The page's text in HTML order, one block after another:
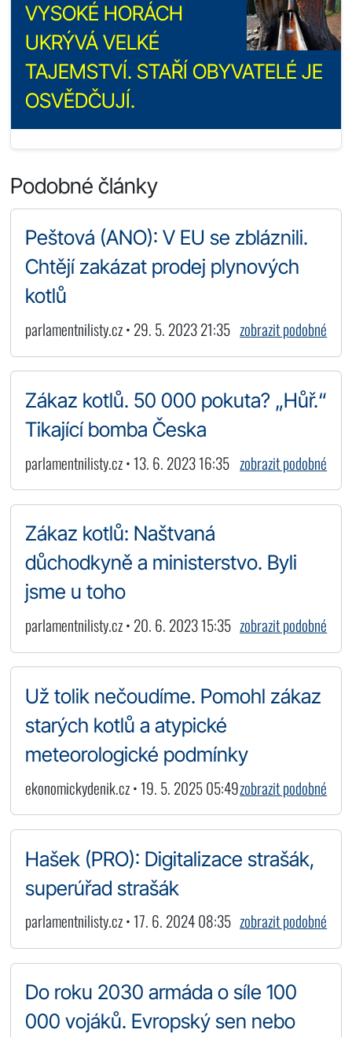
VYSOKÉ HORÁCH
UKRÝVÁ VELKÉ
TAJEMSTVÍ. STAŘÍ OBYVATELÉ JE
OSVĚDČUJÍ.
Podobné články
Peštová (ANO): V EU se zbláznili.
Chtějí zakázat prodej plynových
kotlů
parlamentnilisty.cz • 29. 5. 2023 21:35 zobrazit podobné
Zákaz kotlů. 50 000 pokuta? „Hůř.“
Tikající bomba Česka
parlamentnilisty.cz • 13. 6. 2023 16:35 zobrazit podobné
Zákaz kotlů: Naštvaná
důchodkyně a ministerstvo. Byli
jsme u toho
parlamentnilisty.cz • 20. 6. 2023 15:35 zobrazit podobné
Už tolik nečoudíme. Pomohl zákaz
starých kotlů a atypické
meteorologické podmínky
ekonomickydenik.cz • 19. 5. 2025 05:49zobrazit podobné
Hašek (PRO): Digitalizace strašák,
superúřad strašák
parlamentnilisty.cz • 17. 6. 2024 08:35 zobrazit podobné
Do roku 2030 armáda o síle 100
000 vojáků. Evropský sen nebo